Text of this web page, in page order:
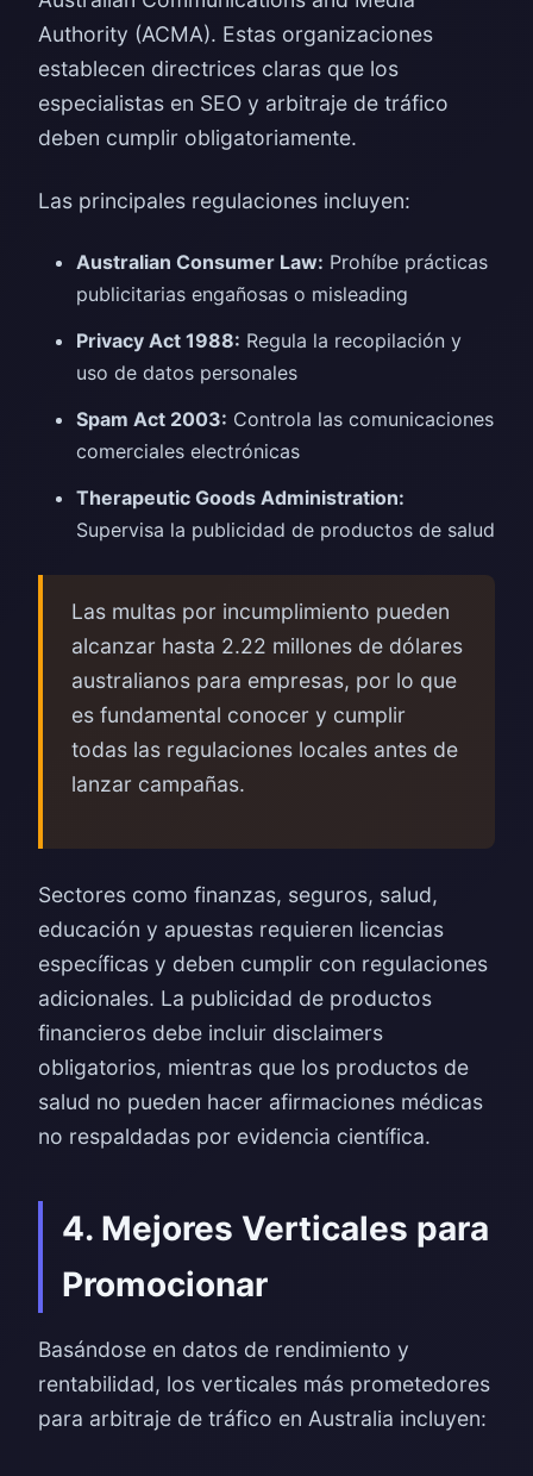
Authority (ACMA). Estas organizaciones
establecen directrices claras que los
especialistas en SEO y arbitraje de tráfico
deben cumplir obligatoriamente.
Las principales regulaciones incluyen:
Australian Consumer Law: Prohíbe prácticas
publicitarias engañosas o misleading
Privacy Act 1988: Regula la recopilación y
uso de datos personales
Spam Act 2003: Controla las comunicaciones
comerciales electrónicas
Therapeutic Goods Administration:
Supervisa la publicidad de productos de salud
Las multas por incumplimiento pueden
alcanzar hasta 2.22 millones de dólares
australianos para empresas, por lo que
es fundamental conocer y cumplir
todas las regulaciones locales antes de
lanzar campañas.
Sectores como finanzas, seguros, salud,
educación y apuestas requieren licencias
específicas y deben cumplir con regulaciones
adicionales. La publicidad de productos
financieros debe incluir disclaimers
obligatorios, mientras que los productos de
salud no pueden hacer afirmaciones médicas
no respaldadas por evidencia científica.
4. Mejores Verticales para
Promocionar
Basándose en datos de rendimiento y
rentabilidad, los verticales más prometedores
para arbitraje de tráfico en Australia incluyen: